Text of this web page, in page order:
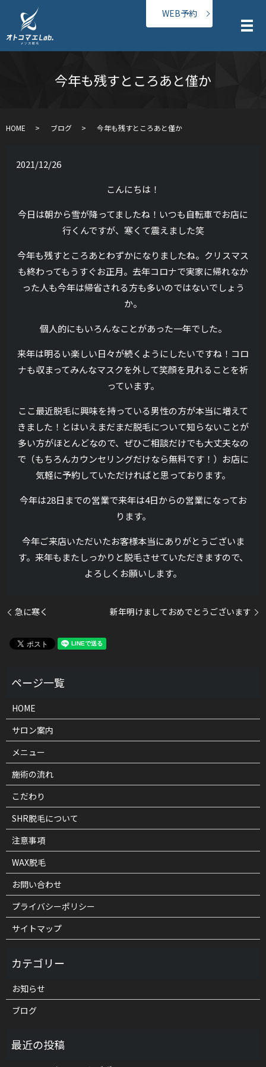
WEB予約
メ
今年も残すところあと僅か
HOME ブログ 今年も残すところあと僅か
2021/12/26
こんにちは！
今日は朝から雪が降ってましたね！いつも自転車でお店に
行くんですが、寒くて震えました笑
今年も残すところあとわずかになりましたね。クリスマス
も終わってもうすぐお正月。去年コロナで実家に帰れなか
った人も今年は帰省される方も多いのではないでしょう
か。
個人的にもいろんなことがあった一年でした。
来年は明るい楽しい日々が続くようにしたいですね！コロ
ナも収まってみんなマスクを外して笑顔を見れることを祈
っています。
ここ最近脱毛に興味を持っている男性の方が本当に増えて
きました！とはいえまだまだ脱毛について知らないことが
多い方がほとんどなので、ぜひご相談だけでも大丈夫なの
で（もちろんカウンセリングだけなら無料です！）お店に
気軽に予約していただければと思っております。
今年は28日までの営業で来年は4日からの営業になってお
ります。
今年ご来店いただいたお客様本当にありがとうございま
す。来年もまたしっかりと脱毛させていただきますので、
よろしくお願いします。
急に寒く 新年明けましておめでとうございます
HOME
サロン案内
メニュー
施術の流れ
こだわり
SHR脱毛について
注意事項
WAX脱毛
お問い合わせ
プライバシーポリシー
サイトマップ
お知らせ
ブログ